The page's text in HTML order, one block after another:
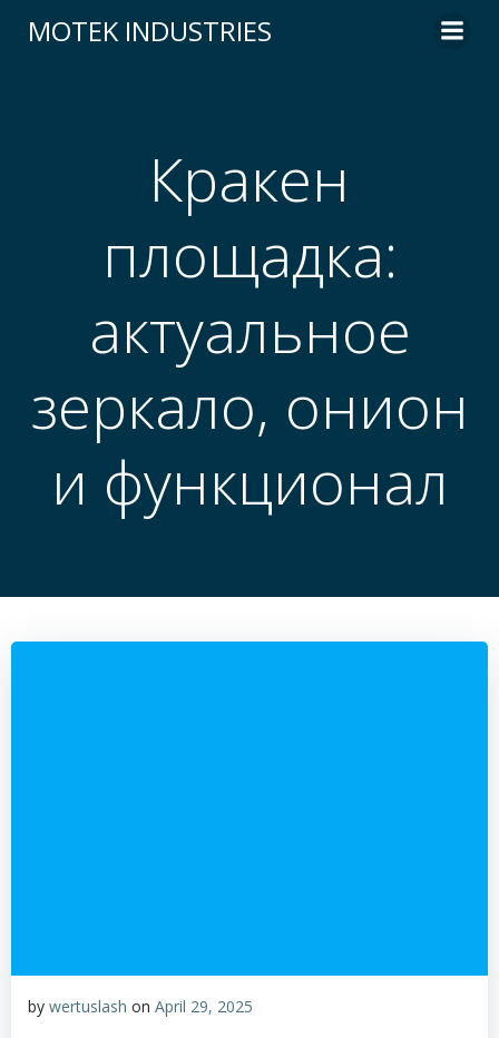
to
MOTEK INDUSTRIES
Кракен
площадка:
актуальное
зеркало, онион
и функционал
by wertuslash on April 29, 2025